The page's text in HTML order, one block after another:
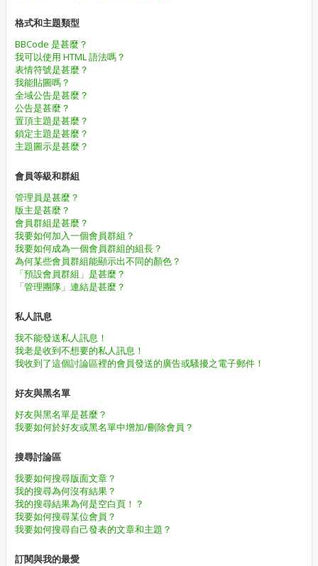
格式和主題類型
BBCode 是甚麼？
我可以使用 HTML 語法嗎？
表情符號是甚麼？
我能貼圖嗎？
全域公告是甚麼？
公告是甚麼？
置頂主題是甚麼？
鎖定主題是甚麼？
主題圖示是甚麼？
會員等級和群組
管理員是甚麼？
版主是甚麼？
會員群組是甚麼？
我要如何加入一個會員群組？
我要如何成為一個會員群組的組長？
為何某些會員群組能顯示出不同的顏色？
「預設會員群組」是甚麼？
「管理團隊」連結是甚麼？
私人訊息
我不能發送私人訊息！
我老是收到不想要的私人訊息！
我收到了這個討論區裡的會員發送的廣告或騷擾之電子郵件！
好友與黑名單
好友與黑名單是甚麼？
我要如何於好友或黑名單中增加/刪除會員？
搜尋討論區
我要如何搜尋版面文章？
我的搜尋為何沒有結果？
我的搜尋結果為何是空白頁！？
我要如何搜尋某位會員？
我要如何搜尋自己發表的文章和主題？
訂閱與我的最愛